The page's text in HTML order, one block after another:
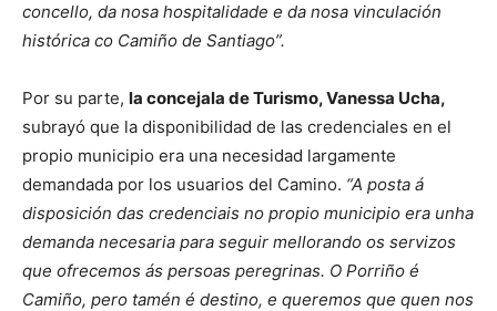
concello, da nosa hospitalidade e da nosa vinculación
histórica co Camiño de Santiago”.
Por su parte, la concejala de Turismo, Vanessa Ucha,
subrayó que la disponibilidad de las credenciales en el
propio municipio era una necesidad largamente
demandada por los usuarios del Camino. “A posta á
disposición das credenciais no propio municipio era unha
demanda necesaria para seguir mellorando os servizos
que ofrecemos ás persoas peregrinas. O Porriño é
Camiño, pero tamén é destino, e queremos que quen nos